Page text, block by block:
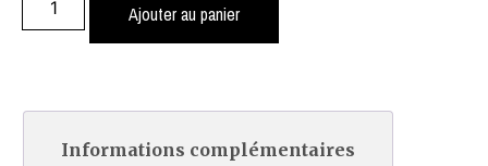
Ajouter au panier
Informations complémentaires